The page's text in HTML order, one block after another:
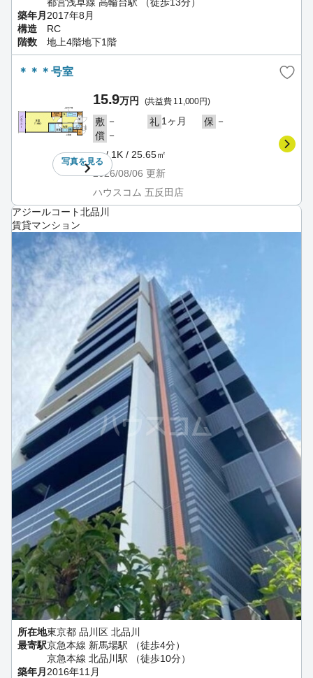
築年月 2017年8月
構造
RC
階数
地上4階地下1階
＊＊＊号室
写真を見る
15.9万円 (共益費 11,000円)
敷 － 礼 1ヶ月 保 －
償 －
－ / 1K / 25.65㎡
2026/08/06 更新
ハウスコム 五反田店
アジールコート北品川
賃貸マンション
所在地東京都 品川区 北品川
最寄駅京急本線 新馬場駅 （徒歩4分）
京急本線 北品川駅 （徒歩10分）
築年月 2016年11月